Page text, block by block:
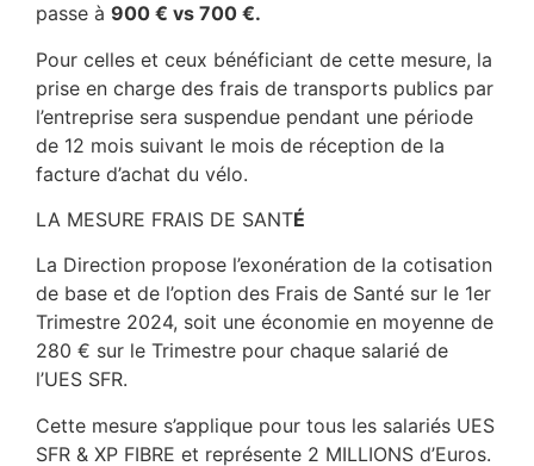
passe à 900 € vs 700 €.
Pour celles et ceux bénéficiant de cette mesure, la
prise en charge des frais de transports publics par
l’entreprise sera suspendue pendant une période
de 12 mois suivant le mois de réception de la
facture d’achat du vélo.
LA MESURE FRAIS DE SANTÉ
La Direction propose l’exonération de la cotisation
de base et de l’option des Frais de Santé sur le 1er
Trimestre 2024, soit une économie en moyenne de
280 € sur le Trimestre pour chaque salarié de
l’UES SFR.
Cette mesure s’applique pour tous les salariés UES
SFR & XP FIBRE et représente 2 MILLIONS d’Euros.